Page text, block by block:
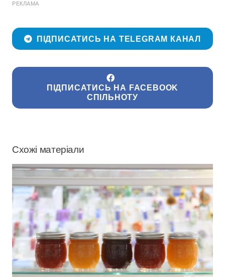
РЕКЛАМА
ПІДПИСАТИСЬ НА TELEGRAM КАНАЛ
ПІДПИСАТИСЬ НА FACEBOOK
СПІЛЬНОТУ
Схожі матеріали